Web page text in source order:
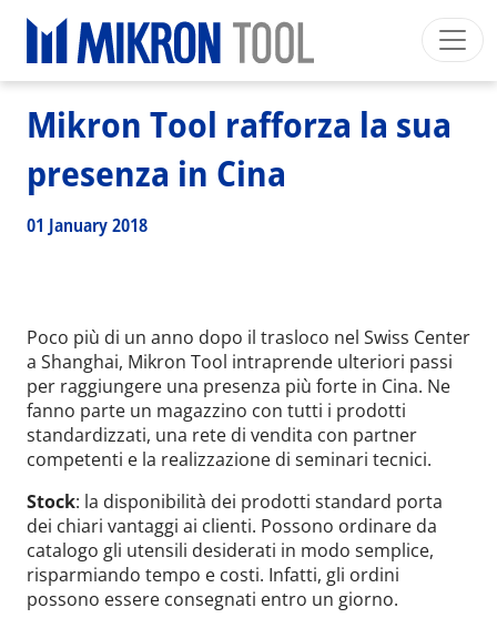
Italiano Area riservata Download
Main navigation
SETTORI INDUSTRIALI
PRODOTTI
INSIDE MIKRON TOOL
Breadcrumb
HOME > NEWS EVENTS > NEWS >
MIKRON TOOL RAFFORZA LA SUA PRESENZA IN CINA
Mikron Tool rafforza la sua
presenza in Cina
01 January 2018
Poco più di un anno dopo il trasloco nel Swiss Center
a Shanghai, Mikron Tool intraprende ulteriori passi
per raggiungere una presenza più forte in Cina. Ne
fanno parte un magazzino con tutti i prodotti
standardizzati, una rete di vendita con partner
competenti e la realizzazione di seminari tecnici.
Stock: la disponibilità dei prodotti standard porta
dei chiari vantaggi ai clienti. Possono ordinare da
catalogo gli utensili desiderati in modo semplice,
risparmiando tempo e costi. Infatti, gli ordini
possono essere consegnati entro un giorno.